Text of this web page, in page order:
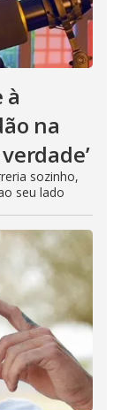
à
na
sozinho,
seu lado